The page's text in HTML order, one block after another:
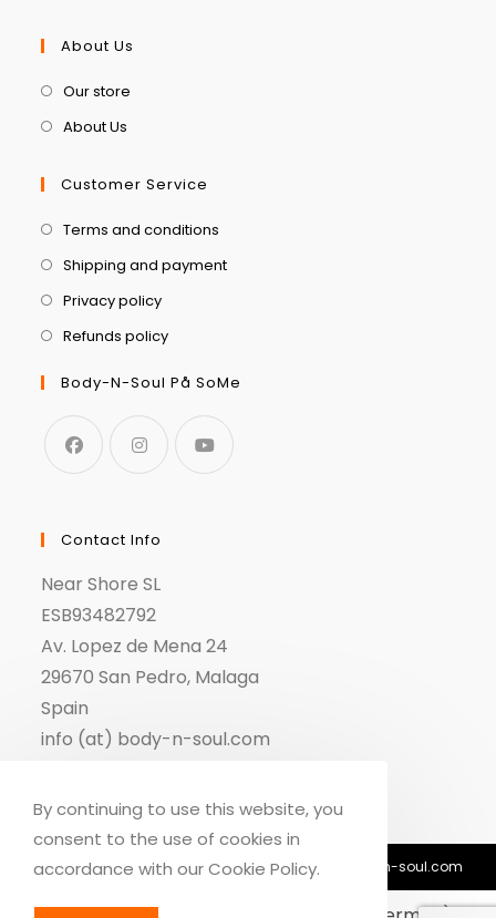
About Us
Our store
About Us
Customer Service
Terms and conditions
Shipping and payment
Privacy policy
Refunds policy
Body-N-Soul På SoMe
Contact Info
Near Shore SL
ESB93482792
Av. Lopez de Mena 24
29670 San Pedro, Malaga
Spain
info (at) body-n-soul.com
© Copyright 2018-2026 - Body n Soul - info@body-n-soul.com
By continuing to use this website, you
consent to the use of cookies in
accordance with our Cookie Policy.